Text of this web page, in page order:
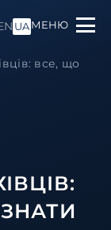
UAМЕНЮ
все, що